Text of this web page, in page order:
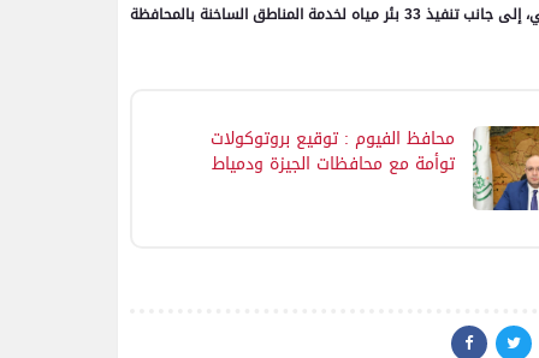
محافظ الفيوم : توقيع بروتوكولات
توأمة مع محافظات الجيزة ودمياط